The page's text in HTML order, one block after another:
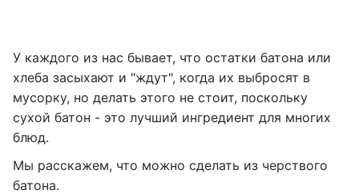
У каждого из нас бывает, что остатки батона или
хлеба засыхают и "ждут", когда их выбросят в
мусорку, но делать этого не стоит, поскольку
сухой батон - это лучший ингредиент для многих
блюд.
Мы расскажем, что можно сделать из черствого
батона.